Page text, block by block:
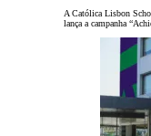
A Católica Lisbon
lança a campanha